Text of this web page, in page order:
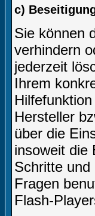
c)
Sie können
verhindern
jederzeit
Ihrem
Hersteller
über die
insoweit die
Schritte
Fragen
Flash-